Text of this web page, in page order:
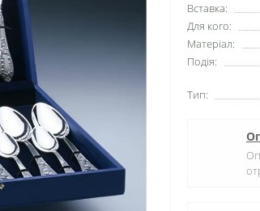
Вставка:
Для кого:
Матеріал:
Подія:
Тип: